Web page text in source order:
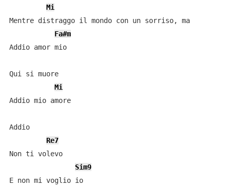
Mi
Mentre distraggo il mondo con un sorriso, ma
Fa#m
Addio amor mio
Qui si muore
Mi
Addio mio amore
Addio
Re7
Non ti volevo
Sim9
E non mi voglio io